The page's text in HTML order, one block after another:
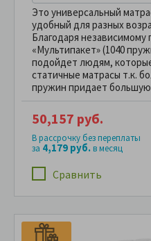
Это универсальный
удобный для разных
Благодаря
«Мультипакет» (1040
подойдет людям,
статичные матрасы т.к.
пружин придает
Сравнить
50,157 руб.
В рассрочку без переплаты
за 4,179 руб.в месяц